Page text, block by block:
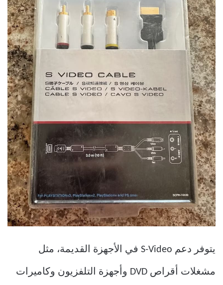
يتوفر دعم S-Video في الأجهزة القديمة، مثل
مشغلات أقراص DVD وأجهزة التلفزيون وكاميرات